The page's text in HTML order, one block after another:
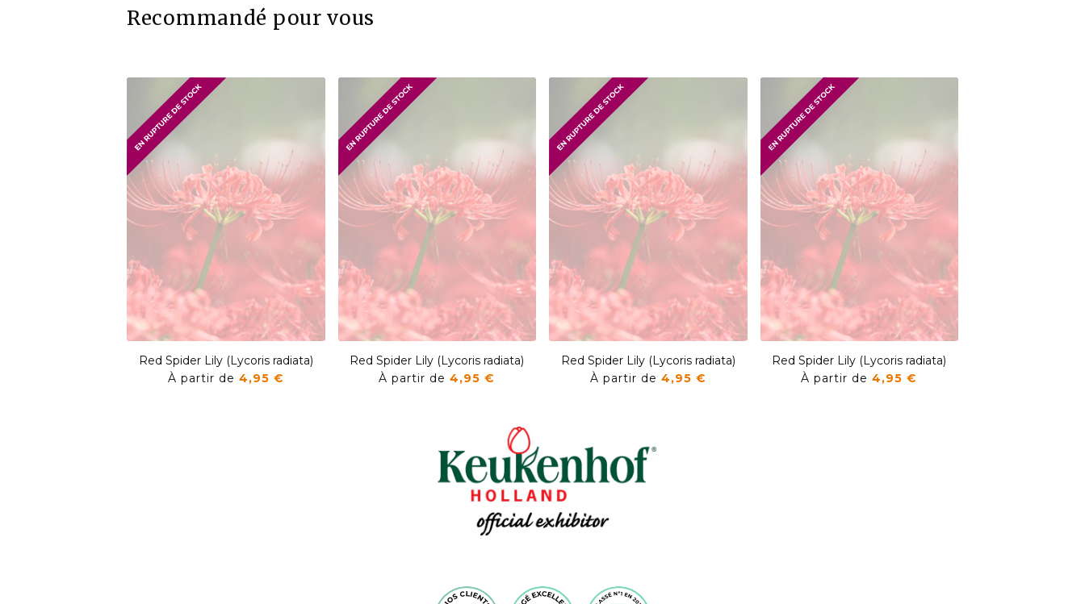
Recommandé pour vous
Red Spider Lily (Lycoris radiata)
À partir de 4,95 €
Red Spider Lily (Lycoris radiata)
À partir de4,95 €
Red Spider Lily (Lycoris radiata)
À partir de 4,95 €
Red Spider Lily (Lycoris radiata)
À partir de4,95 €